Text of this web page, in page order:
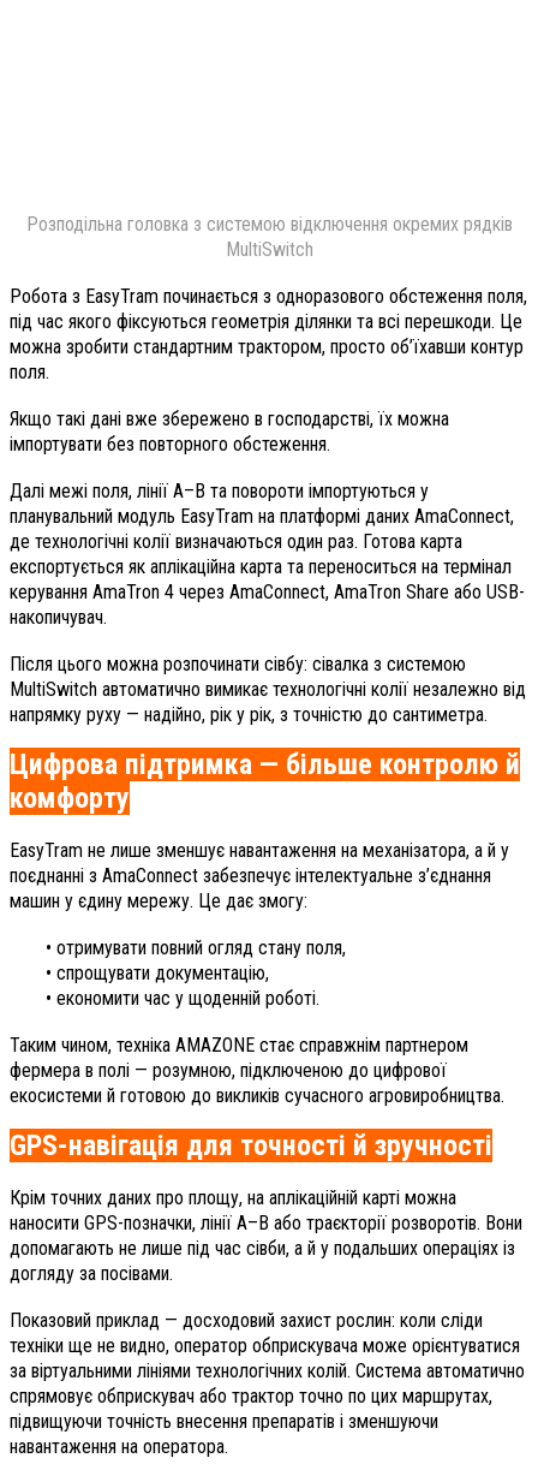
Розподільна головка з системою відключення окремих рядків
MultiSwitch
Робота з EasyTram починається з одноразового обстеження поля,
під час якого фіксуються геометрія ділянки та всі перешкоди. Це
можна зробити стандартним трактором, просто об’їхавши контур
поля.
Якщо такі дані вже збережено в господарстві, їх можна
імпортувати без повторного обстеження.
Далі межі поля, лінії A–B та повороти імпортуються у
планувальний модуль EasyTram на платформі даних AmaConnect,
де технологічні колії визначаються один раз. Готова карта
експортується як аплікаційна карта та переноситься на термінал
керування AmaTron 4 через AmaConnect, AmaTron Share або USB-
накопичувач.
Після цього можна розпочинати сівбу: сівалка з системою
MultiSwitch автоматично вимикає технологічні колії незалежно від
напрямку руху — надійно, рік у рік, з точністю до сантиметра.
Цифрова підтримка — більше контролю й
комфорту
EasyTram не лише зменшує навантаження на механізатора, а й у
поєднанні з AmaConnect забезпечує інтелектуальне з’єднання
машин у єдину мережу. Це дає змогу:
• отримувати повний огляд стану поля,
• спрощувати документацію,
• економити час у щоденній роботі.
Таким чином, техніка AMAZONE стає справжнім партнером
фермера в полі — розумною, підключеною до цифрової
екосистеми й готовою до викликів сучасного агровиробництва.
GPS-навігація для точності й зручності
Крім точних даних про площу, на аплікаційній карті можна
наносити GPS-позначки, лінії A–B або траєкторії розворотів. Вони
допомагають не лише під час сівби, а й у подальших операціях із
догляду за посівами.
Показовий приклад — досходовий захист рослин: коли сліди
техніки ще не видно, оператор обприскувача може орієнтуватися
за віртуальними лініями технологічних колій. Система автоматично
спрямовує обприскувач або трактор точно по цих маршрутах,
підвищуючи точність внесення препаратів і зменшуючи
навантаження на оператора.